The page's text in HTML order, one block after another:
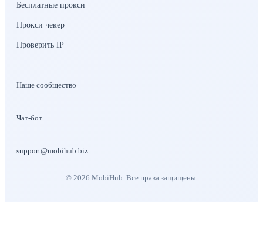
Бесплатные прокси
Прокси чекер
Проверить IP
Наше сообщество
Чат-бот
support@mobihub.biz
© 2026 MobiHub. Все права защищены.